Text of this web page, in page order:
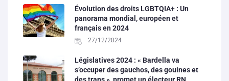
Évolution des droits LGBTQIA+ : Un
panorama mondial, européen et
français en 2024
27/12/2024
Législatives 2024 : « Bardella va
s’occuper des gauchos, des gouines et